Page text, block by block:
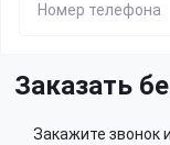
Заказать
Закажите звонок